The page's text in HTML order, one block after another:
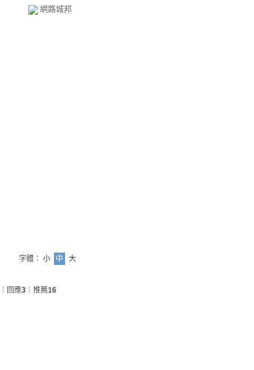
網路城邦
字體： 小 中 大
｜回應3 ｜推薦16